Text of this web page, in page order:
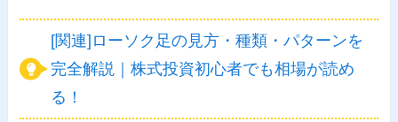
[関連]ローソク足の見方・種類・パターンを
完全解説｜株式投資初心者でも相場が読め
る！